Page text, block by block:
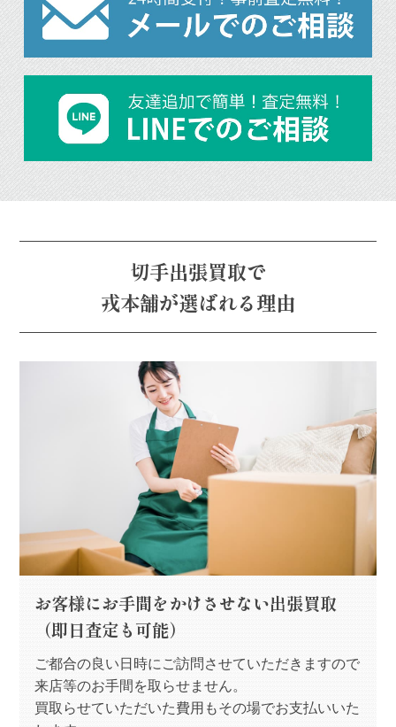
切手出張買取で
戎本舗が選ばれる理由
お客様にお手間をかけさせない出張買取
（即日査定も可能）
ご都合の良い日時にご訪問させていただきますので
来店等のお手間を取らせません。
買取らせていただいた費用もその場でお支払いいた